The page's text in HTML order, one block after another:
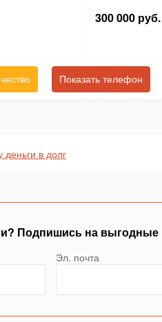
300 000 руб.
Показать телефон
деньги в долг
Подпишись на выгодные
Эл. почта